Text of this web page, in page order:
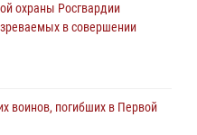
охраны Росгвардии
в совершении
воинов, погибших в Первой